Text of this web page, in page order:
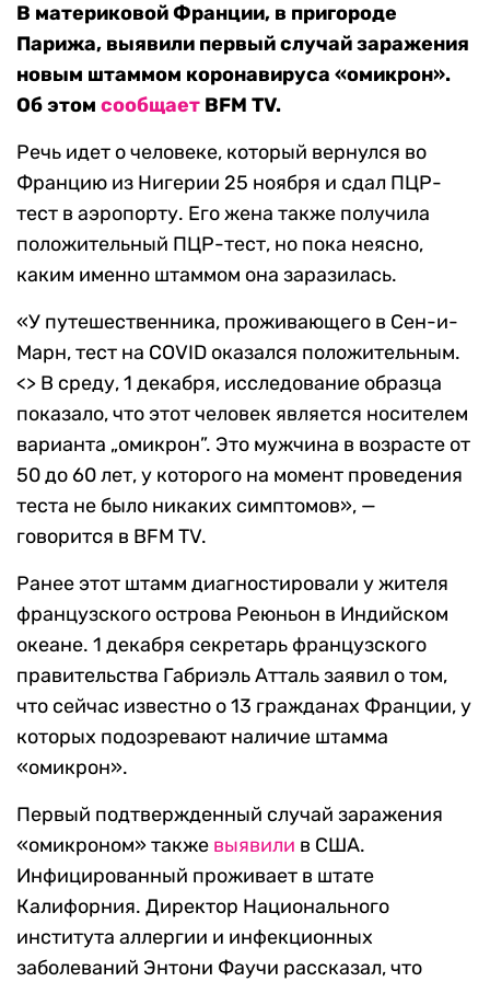
В материковой Франции, в пригороде
Парижа, выявили первый случай заражения
новым штаммом коронавируса «омикрон».
Об этом сообщает BFM TV.
Речь идет о человеке, который вернулся во
Францию из Нигерии 25 ноября и сдал ПЦР-
тест в аэропорту. Его жена также получила
положительный ПЦР-тест, но пока неясно,
каким именно штаммом она заразилась.
«У путешественника, проживающего в Сен-и-
Марн, тест на COVID оказался положительным.
<> В среду, 1 декабря, исследование образца
показало, что этот человек является носителем
варианта „омикрон”. Это мужчина в возрасте от
50 до 60 лет, у которого на момент проведения
теста не было никаких симптомов», —
говорится в BFM TV.
Ранее этот штамм диагностировали у жителя
французского острова Реюньон в Индийском
океане. 1 декабря секретарь французского
правительства Габриэль Атталь заявил о том,
что сейчас известно о 13 гражданах Франции, у
которых подозревают наличие штамма
«омикрон».
Первый подтвержденный случай заражения
«омикроном» также выявили в США.
Инфицированный проживает в штате
Калифорния. Директор Национального
института аллергии и инфекционных
заболеваний Энтони Фаучи рассказал, что